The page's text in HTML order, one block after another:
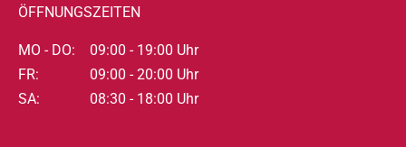
ÖFFNUNGSZEITEN
MO - DO:
09:00 - 19:00 Uhr
FR:
09:00 - 20:00 Uhr
SA:
08:30 - 18:00 Uhr